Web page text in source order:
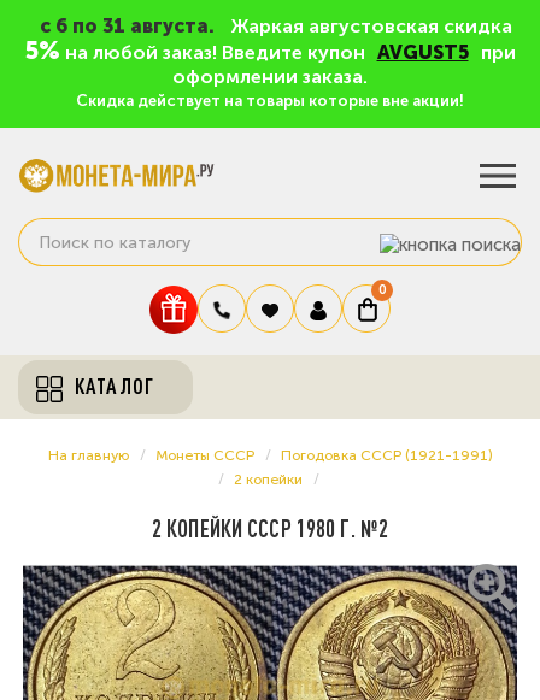
c 6 по 31 августа. Жаркая августовская скидка
5% на любой заказ! Введите купон AVGUST5
при
оформлении заказа.
Скидка действует на товары которые вне акции!
0
КАТАЛОГ
На главную Монеты СССР
Погодовка СССР (1921-1991)
2 копейки
2 КОПЕЙКИ СССР 1980 Г. №2